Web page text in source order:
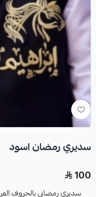
سديري رمضان اسود
100
سديري رمضاني بالحروف